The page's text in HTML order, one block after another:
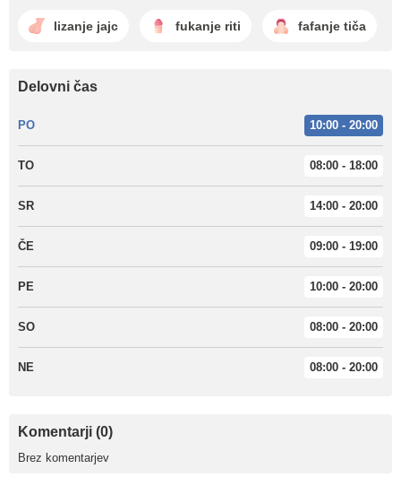
lizanje jajc fukanje riti fafanje tiča
Delovni čas
PO 10:00 - 20:00
TO 08:00 - 18:00
SR 14:00 - 20:00
ČE 09:00 - 19:00
PE 10:00 - 20:00
SO 08:00 - 20:00
NE 08:00 - 20:00
Komentarji (0)
Brez komentarjev